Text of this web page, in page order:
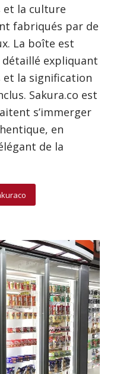
et la culture
fabriqués par de
La boîte est
détaillé expliquant
et la signification
Sakura.co est
s’immerger
en
de la